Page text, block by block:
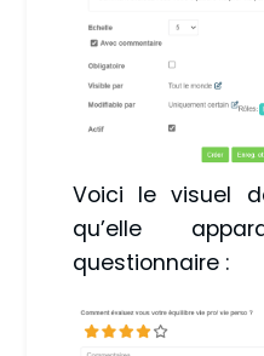
Voici le visuel
qu’elle
questionnaire :